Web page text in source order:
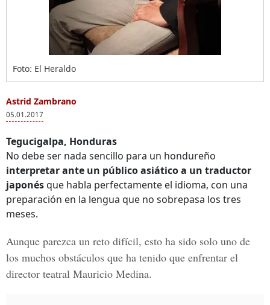
Foto: El Heraldo
Astrid Zambrano
05.01.2017
Tegucigalpa, Honduras
No debe ser nada sencillo para un hondureño
interpretar ante un público asiático a un traductor
japonésque habla perfectamente el idioma, con una
preparación en la lengua que no sobrepasa los tres
meses.
Aunque parezca un reto difícil, esto ha sido solo uno de
los muchos obstáculos que ha tenido que enfrentar el
director teatral Mauricio Medina.